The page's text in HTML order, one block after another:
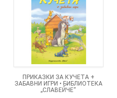
ПРИКАЗКИ ЗА КУЧЕТА +
ЗАБАВНИ ИГРИ • БИБЛИОТЕКА
„СЛАВЕЙЧЕ“